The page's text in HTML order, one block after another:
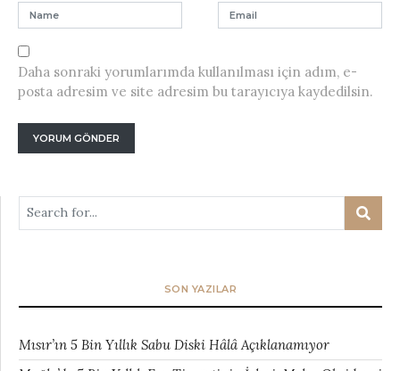
Daha sonraki yorumlarımda kullanılması için adım, e-
posta adresim ve site adresim bu tarayıcıya kaydedilsin.
SON YAZILAR
Mısır’ın 5 Bin Yıllık Sabu Diski Hâlâ Açıklanamıyor